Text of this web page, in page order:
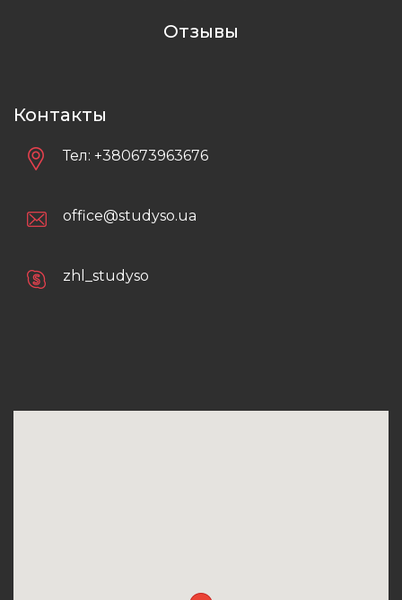
Отзывы
Контакты
Тел: +380673963676
office@studyso.ua
zhl_studyso